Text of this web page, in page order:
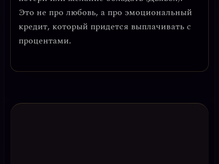
Это не про любовь, а про эмоциональный
кредит, который придется выплачивать с
процентами.